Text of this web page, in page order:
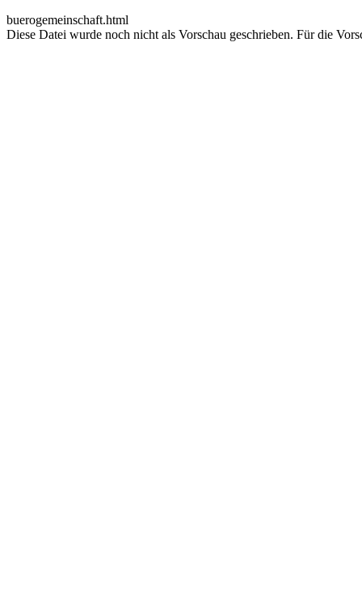
buerogemeinschaft.html
Diese Datei wurde noch nicht als Vorschau geschrieben. Für die